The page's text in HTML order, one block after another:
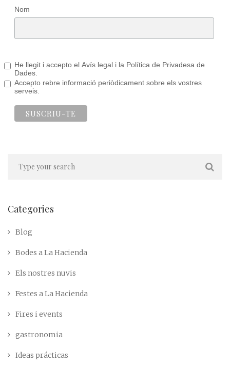
Nom
He llegit i accepto el Avís legal i la Política de Privadesa de
Dades.
Accepto rebre informació periòdicament sobre els vostres
serveis.
Categories
Blog
Bodes a La Hacienda
Els nostres nuvis
Festes a La Hacienda
Fires i events
gastronomia
Ideas prácticas